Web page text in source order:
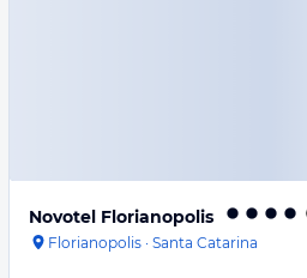
Novotel Florianopolis
Florianopolis · Santa Catarina